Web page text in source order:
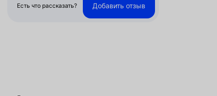
Есть что рассказать? Добавить отзыв